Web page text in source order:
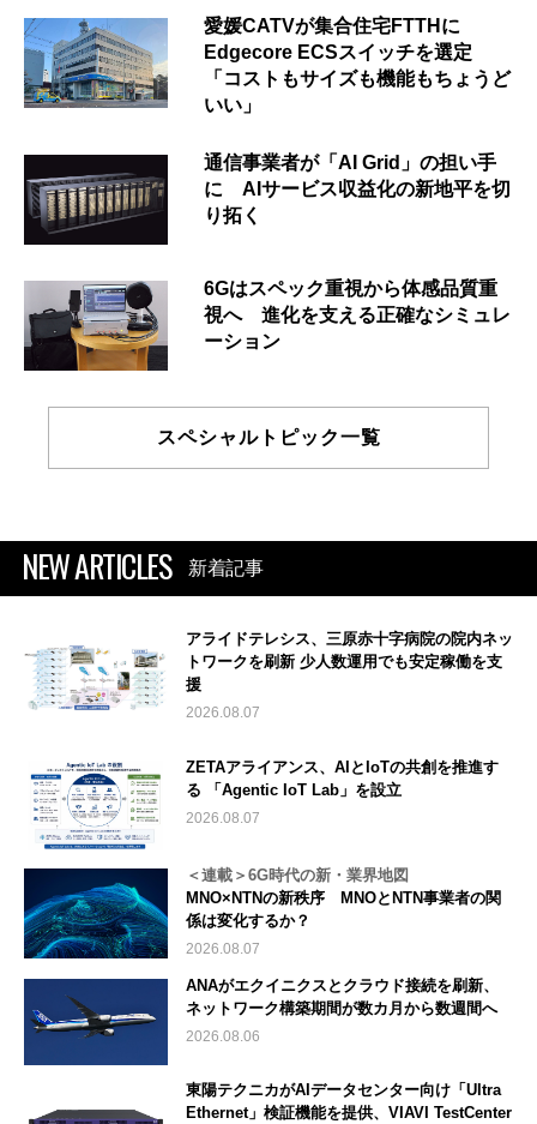
愛媛CATVが集合住宅FTTHに
Edgecore ECSスイッチを選定
「コストもサイズも機能もちょうど
いい」
通信事業者が「AI Grid」の担い手
に AIサービス収益化の新地平を切
り拓く
6Gはスペック重視から体感品質重
視へ 進化を支える正確なシミュレ
ーション
スペシャルトピック一覧
NEW ARTICLES 新着記事
アライドテレシス、三原赤十字病院の院内ネッ
トワークを刷新 少人数運用でも安定稼働を支
援
2026.08.07
ZETAアライアンス、AIとIoTの共創を推進す
る 「Agentic IoT Lab」を設立
2026.08.07
＜連載＞6G時代の新・業界地図
MNO×NTNの新秩序 MNOとNTN事業者の関
係は変化するか？
2026.08.07
ANAがエクイニクスとクラウド接続を刷新、
ネットワーク構築期間が数カ月から数週間へ
2026.08.06
東陽テクニカがAIデータセンター向け「Ultra
Ethernet」検証機能を提供、VIAVI TestCenter